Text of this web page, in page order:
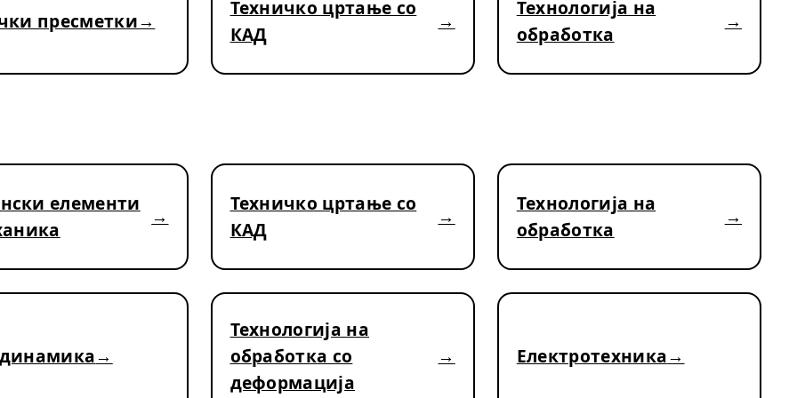
пресметки
Техничко цртање со
КАД
Технологија на
обработка
елементи
Техничко цртање со
КАД
Технологија на
обработка
Технологија на
обработка со
деформација
Електротехника